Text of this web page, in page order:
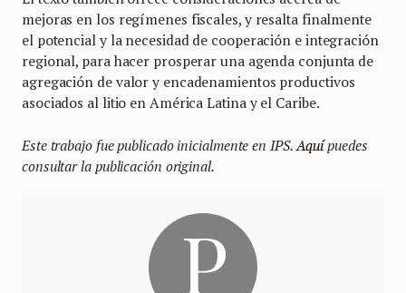
mejoras en los regímenes fiscales, y resalta finalmente
el potencial y la necesidad de cooperación e integración
regional, para hacer prosperar una agenda conjunta de
agregación de valor y encadenamientos productivos
asociados al litio en América Latina y el Caribe.
Este trabajo fue publicado inicialmente en IPS. Aquípuedes
consultar la publicación original.